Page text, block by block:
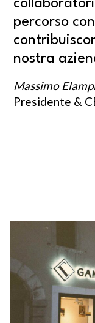
percorso
nostra
Massimo
Presidente &